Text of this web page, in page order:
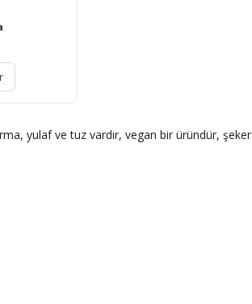
yulaf ve tuz vardır, vegan bir üründür, şeker